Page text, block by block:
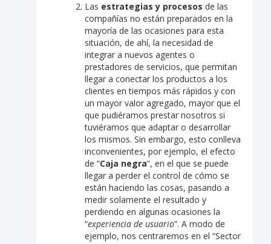
Las estrategias y procesos de las
compañías no están preparados en la
mayoría de las ocasiones para esta
situación, de ahí, la necesidad de
integrar a nuevos agentes o
prestadores de servicios, que permitan
llegar a conectar los productos a los
clientes en tiempos más rápidos y con
un mayor valor agregado, mayor que el
que pudiéramos prestar nosotros si
tuviéramos que adaptar o desarrollar
los mismos. Sin embargo, esto conlleva
inconvenientes, por ejemplo, el efecto
de “Caja negra”, en el que se puede
llegar a perder el control de cómo se
están haciendo las cosas, pasando a
medir solamente el resultado y
perdiendo en algunas ocasiones la
“experiencia de usuario”. A modo de
ejemplo, nos centraremos en el “Sector